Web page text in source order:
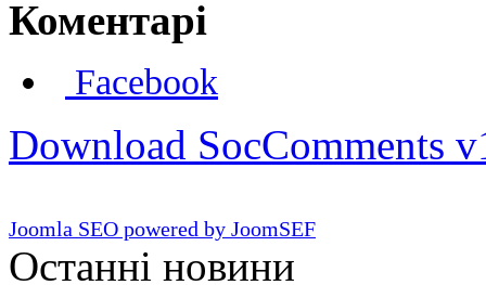
Коментарі
Facebook
Download SocComments
Joomla SEO powered by JoomSEF
Останні новини